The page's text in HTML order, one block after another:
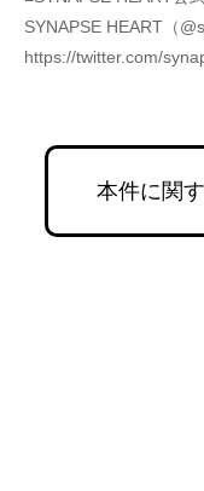
SYNAPSE HEART（
https://twitter.com/
本件に関